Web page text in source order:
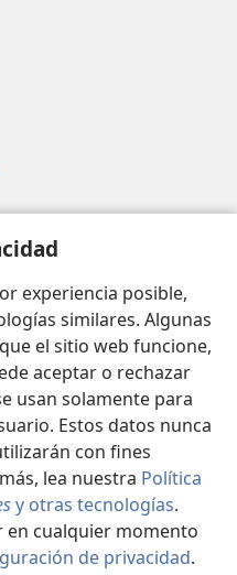
experiencia posible,
similares. Algunas
el sitio web funcione,
aceptar o rechazar
usan solamente para
Estos datos nunca
con fines
lea nuestra Política
y otras tecnologías.
en cualquier momento
de privacidad.
Tract Society of Pennsylvania.
DE PRIVACIDAD|
PRIVACIDAD